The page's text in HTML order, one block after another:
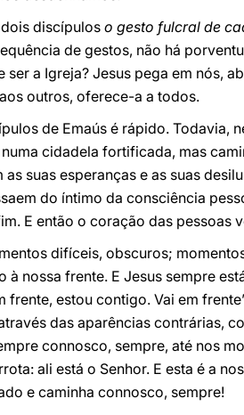
discípulos o gesto fulcral de
de gestos, não há
ser a Igreja? Jesus pega em nós,
outros, oferece-a a todos.
de Emaús é rápido. Todavia,
cidadela fortificada, mas
suas esperanças e as suas
do íntimo da consciência
E então o coração das pessoas
difíceis, obscuros;
à nossa frente. E Jesus sempre
frente, estou contigo. Vai em
das aparências contrárias,
connosco, sempre, até nos
ali está o Senhor. E esta é a
e caminha connosco, sempre!